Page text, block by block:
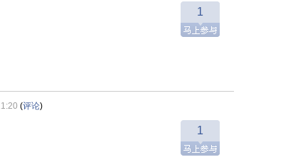
1
(评论)
1